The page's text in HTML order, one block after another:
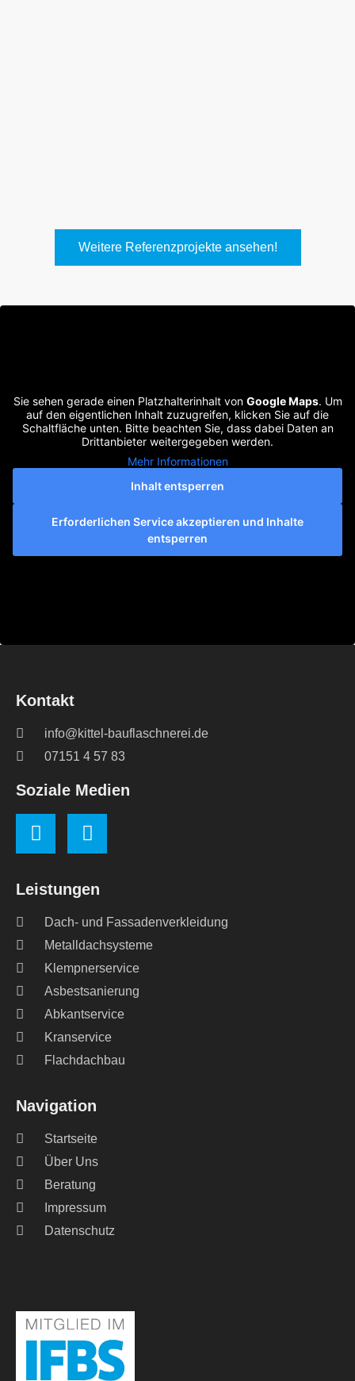
Weitere Referenzprojekte ansehen!
Sie sehen gerade einen Platzhalterinhalt von Google Maps. Um
auf den eigentlichen Inhalt zuzugreifen, klicken Sie auf die
Schaltfläche unten. Bitte beachten Sie, dass dabei Daten an
Drittanbieter weitergegeben werden.
Mehr Informationen
Inhalt entsperren
Erforderlichen Service akzeptieren und Inhalte
entsperren
Navigation
Startseite
Über Uns
Beratung
Impressum
Datenschutz
Leistungen
Dach- und Fassadenverkleidung
Metalldachsysteme
Klempnerservice
Asbestsanierung
Abkantservice
Kranservice
Flachdachbau
Kontakt
info@kittel-bauflaschnerei.de
07151 4 57 83
Soziale Medien